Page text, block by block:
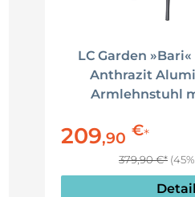
LC Garden
Anthrazit
Armlehnstuhl
209,90 €*
379,90 €*